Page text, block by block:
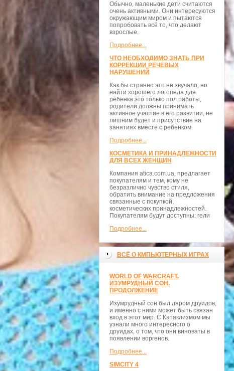
Обычно, маленькие дети считаются
очень активными. Они интересуются
окружающим миром и пытаются
попробовать всё то, что делают
взрослые.
Подробнее...
ЧТО НЕОБХОДИМО ЗНАТЬ ПРИ
КОРРЕКЦИИ РЕЧЕВЫХ
НАРУШЕНИЙ
Как бы странно это не звучало, но
найти хорошего логопеда для
ребенка это только пол работы,
родители должны принимать
активное участие в его развитии, не
лишним будет и присутствие на
занятиях вместе с ребенком.
Подробнее...
КОСМЕТИКА И ПРИНАДЛЕЖНОСТИ
ДЛЯ ВСЕХ ЖЕНЩИН
Компания atica.com.ua, предлагает
покупателям и тем, кому не
безразлично чувство стиля,
обратить внимание на предложения
связанные с покупкой,
косметических принадлежностей.
Покупателям будут доступны: гели
Подробнее...
ВСЁ О КМПЬЮТЕРНЫХ ИГРАХ
WORLD OF WARCRAFT.
ИЗУМРУДНЫЙ СОН.
ПРОДОЛЖЕНИЕ
Изумрудный сон был даром друидов,
и именно с ними может быть связан
вход в этот мир. С Катаклизмом мы
узнали много интересного о
друидах, о том, что они виноваты в
появлении воргенов.
Подробнее...
SIMCITY 4